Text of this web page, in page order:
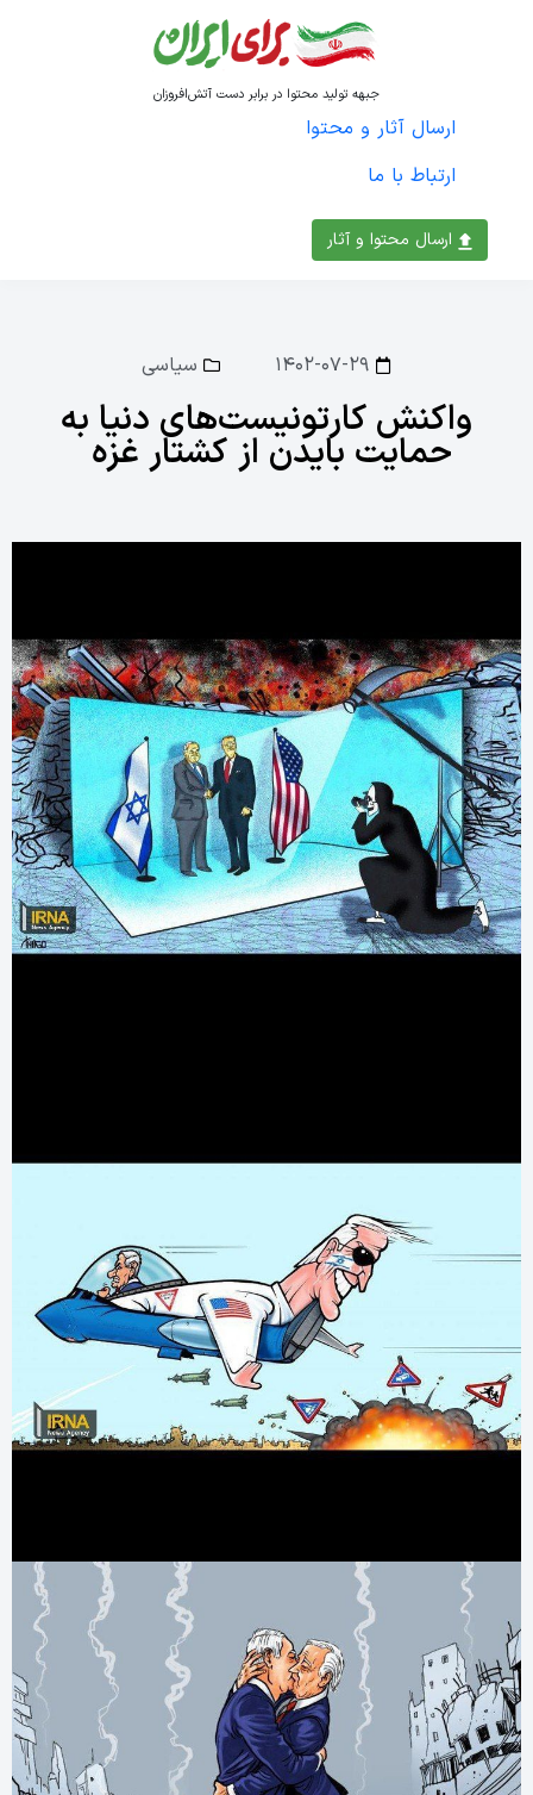
ارسال محتوا و آثار
جبهه تولید محتوا در برابر دست آتش‌افروزان
ارسال آثار و محتوا
ارتباط با ما
۱۴۰۲-۰۷-۲۹ سیاسی
واکنش کارتونیست‌های دنیا به
حمایت بایدن از کشتار غزه ‌